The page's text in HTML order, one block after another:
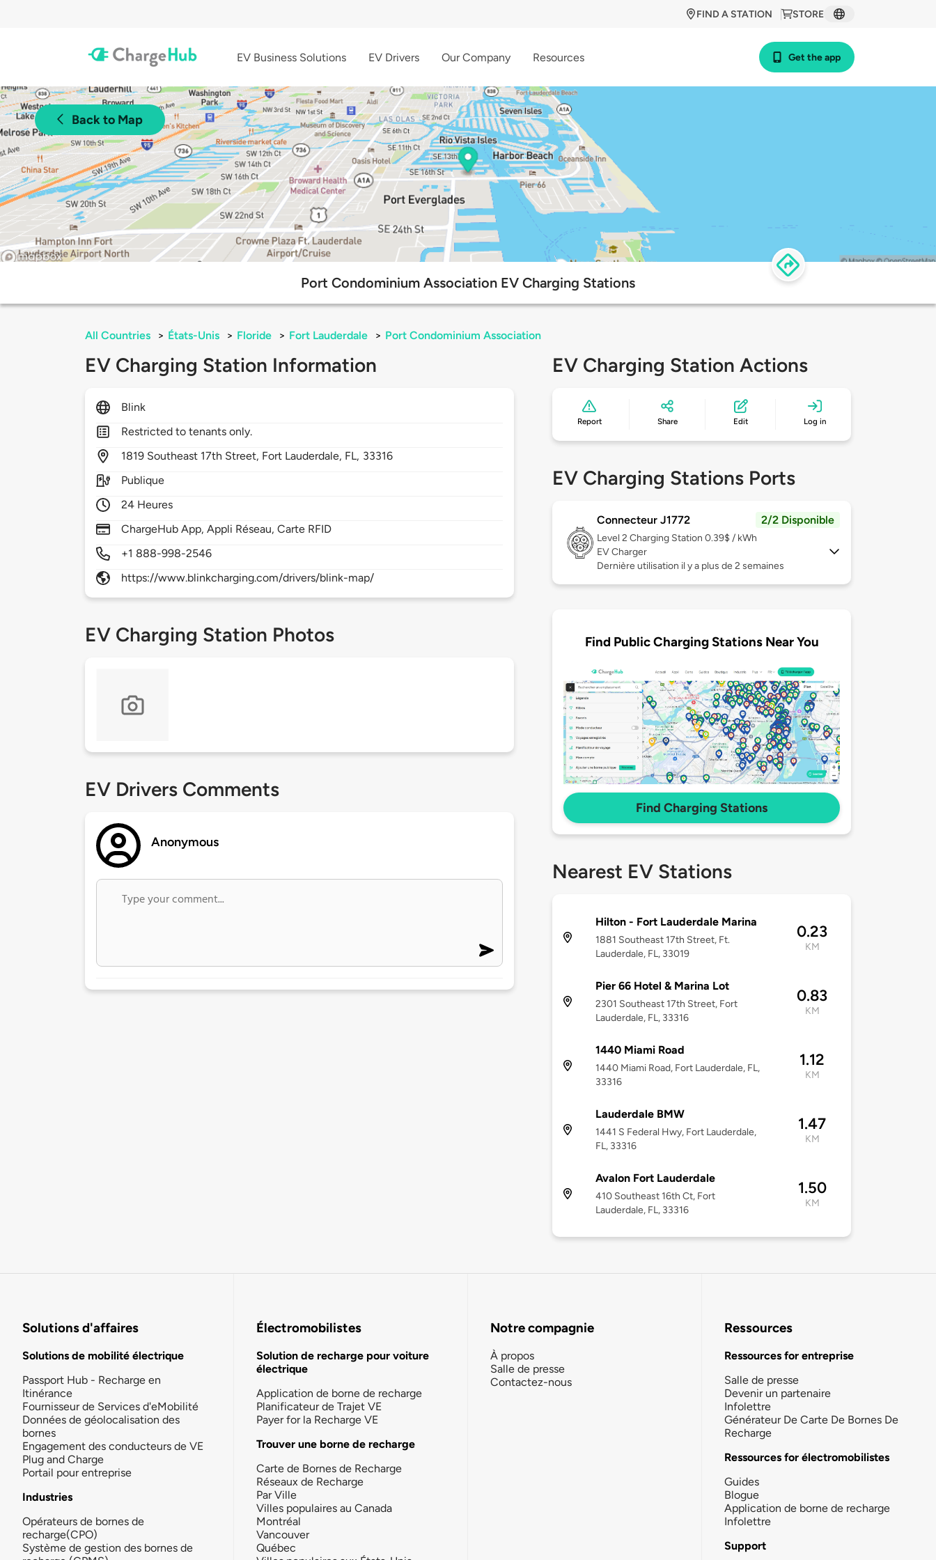
STORE
FIND A STATION
EV Business Solutions EV Drivers Our Company Resources Get the app
Back to Map
Port Condominium Association EV Charging Stations
All Countries > États-Unis > Floride > Fort Lauderdale > Port Condominium Association
EV Charging Station Information
Blink
Restricted to tenants only.
1819 Southeast 17th Street, Fort Lauderdale, FL, 33316
Publique
24 Heures
ChargeHub App, Appli Réseau, Carte RFID
+1 888-998-2546
https://www.blinkcharging.com/drivers/blink-map/
EV Charging Station Photos
EV Drivers Comments
Anonymous
EV Charging Station Actions
Report Share Edit Log in
EV Charging Stations Ports
Connecteur J1772 2/2 Disponible
Level 2 Charging Station 0.39$ / kWh
EV Charger
Dernière utilisation il y a plus de 2 semaines
Find Public Charging Stations Near You
Find Charging Stations
Nearest EV Stations
Hilton - Fort Lauderdale Marina
1881 Southeast 17th Street, Ft.
Lauderdale, FL, 33019
0.23
KM
Pier 66 Hotel & Marina Lot
2301 Southeast 17th Street, Fort
Lauderdale, FL, 33316
0.83
KM
1440 Miami Road
1440 Miami Road, Fort Lauderdale, FL,
33316
1.12
KM
Lauderdale BMW
1441 S Federal Hwy, Fort Lauderdale,
FL, 33316
1.47
KM
Avalon Fort Lauderdale
410 Southeast 16th Ct, Fort
Lauderdale, FL, 33316
1.50
KM
Solutions d'affaires
Solutions de mobilité électrique
Passport Hub - Recharge en
Itinérance
Fournisseur de Services d'eMobilité
Données de géolocalisation des
bornes
Engagement des conducteurs de VE
Plug and Charge
Portail pour entreprise
Industries
Opérateurs de bornes de
recharge(CPO)
Système de gestion des bornes de
Électromobilistes
Solution de recharge pour voiture
électrique
Application de borne de recharge
Planificateur de Trajet VE
Payer for la Recharge VE
Trouver une borne de recharge
Carte de Bornes de Recharge
Réseaux de Recharge
Par Ville
Villes populaires au Canada
Montréal
Vancouver
Québec
Notre compagnie
À propos
Salle de presse
Contactez-nous
Ressources
Ressources for entreprise
Salle de presse
Devenir un partenaire
Infolettre
Générateur De Carte De Bornes De
Recharge
Ressources for électromobilistes
Guides
Blogue
Application de borne de recharge
Infolettre
Support